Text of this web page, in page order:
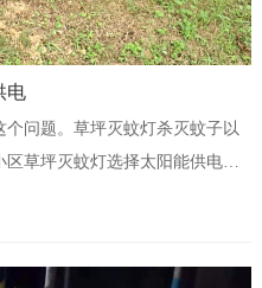
电
问题。草坪灭蚊灯杀灭蚊子以
草坪灭蚊灯选择太阳能供电的
单。